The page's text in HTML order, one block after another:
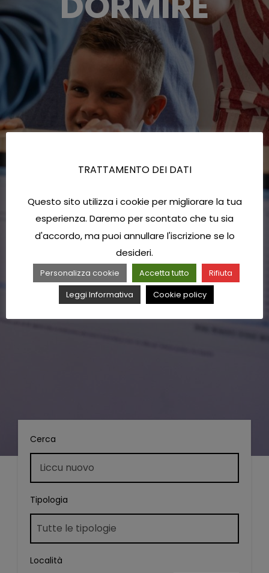
Cerca
Tipologia
Località
TRATTAMENTO DEI DATI
Questo sito utilizza i cookie per migliorare la tua
esperienza. Daremo per scontato che tu sia
d'accordo, ma puoi annullare l'iscrizione se lo
desideri.
Personalizza cookie Accetta tutto
Rifiuta
Leggi Informativa
Cookie policy